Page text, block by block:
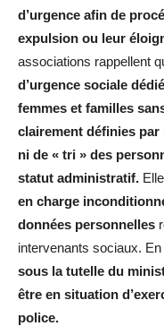
d’urgence afin de
expulsion ou leur
associations rappellent
d’urgence sociale
femmes et familles
clairement définies
ni de « tri » des
statut administratif.
en charge
données personnelles
intervenants sociaux.
sous la tutelle du
être en situation
police.